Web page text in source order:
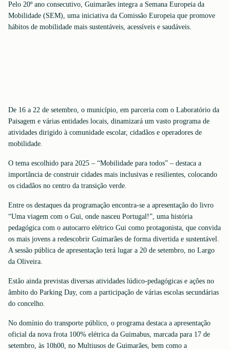
Pelo 20º ano consecutivo, Guimarães integra a Semana Europeia da
Mobilidade (SEM), uma iniciativa da Comissão Europeia que promove
hábitos de mobilidade mais sustentáveis, acessíveis e saudáveis.
De 16 a 22 de setembro, o município, em parceria com o Laboratório da
Paisagem e várias entidades locais, dinamizará um vasto programa de
atividades dirigido à comunidade escolar, cidadãos e operadores de
mobilidade.
O tema escolhido para 2025 – “Mobilidade para todos” – destaca a
importância de construir cidades mais inclusivas e resilientes, colocando
os cidadãos no centro da transição verde.
Entre os destaques da programação encontra-se a apresentação do livro
“Uma viagem com o Gui, onde nasceu Portugal!”, uma história
pedagógica com o autocarro elétrico Gui como protagonista, que convida
os mais jovens a redescobrir Guimarães de forma divertida e sustentável.
A sessão pública de apresentação terá lugar a 20 de setembro, no Largo
da Oliveira.
Estão ainda previstas diversas atividades lúdico-pedagógicas e ações no
âmbito do Parking Day, com a participação de várias escolas secundárias
do concelho.
No domínio do transporte público, o programa destaca a apresentação
oficial da nova frota 100% elétrica da Guimabus, marcada para 17 de
setembro, às 10h00, no Multiusos de Guimarães, bem como a